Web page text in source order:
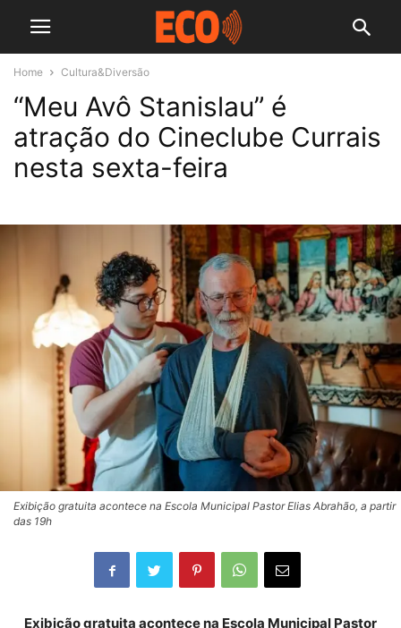
Home Cultura&Diversão
“Meu Avô Stanislau” é
atração do Cineclube Currais
nesta sexta-feira
Exibição gratuita acontece na Escola Municipal Pastor Elias Abrahão, a partir
das 19h
Exibição gratuita acontece na Escola Municipal Pastor